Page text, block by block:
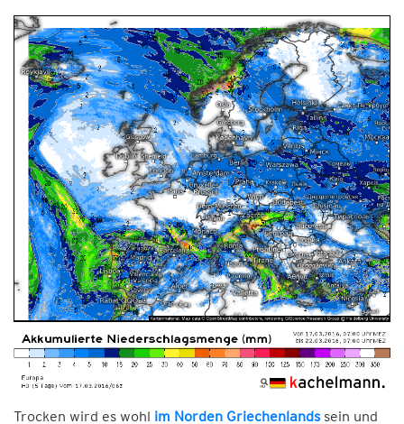
Trocken wird es wohl im Norden Griechenlandssein und